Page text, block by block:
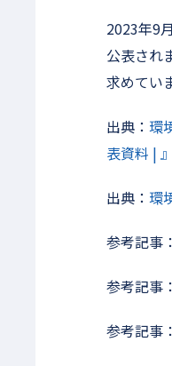
2023年9
公表され
求めてい
出典： 環
表資料 |
出典： 環
参考記事：
参考記事：
参考記事：